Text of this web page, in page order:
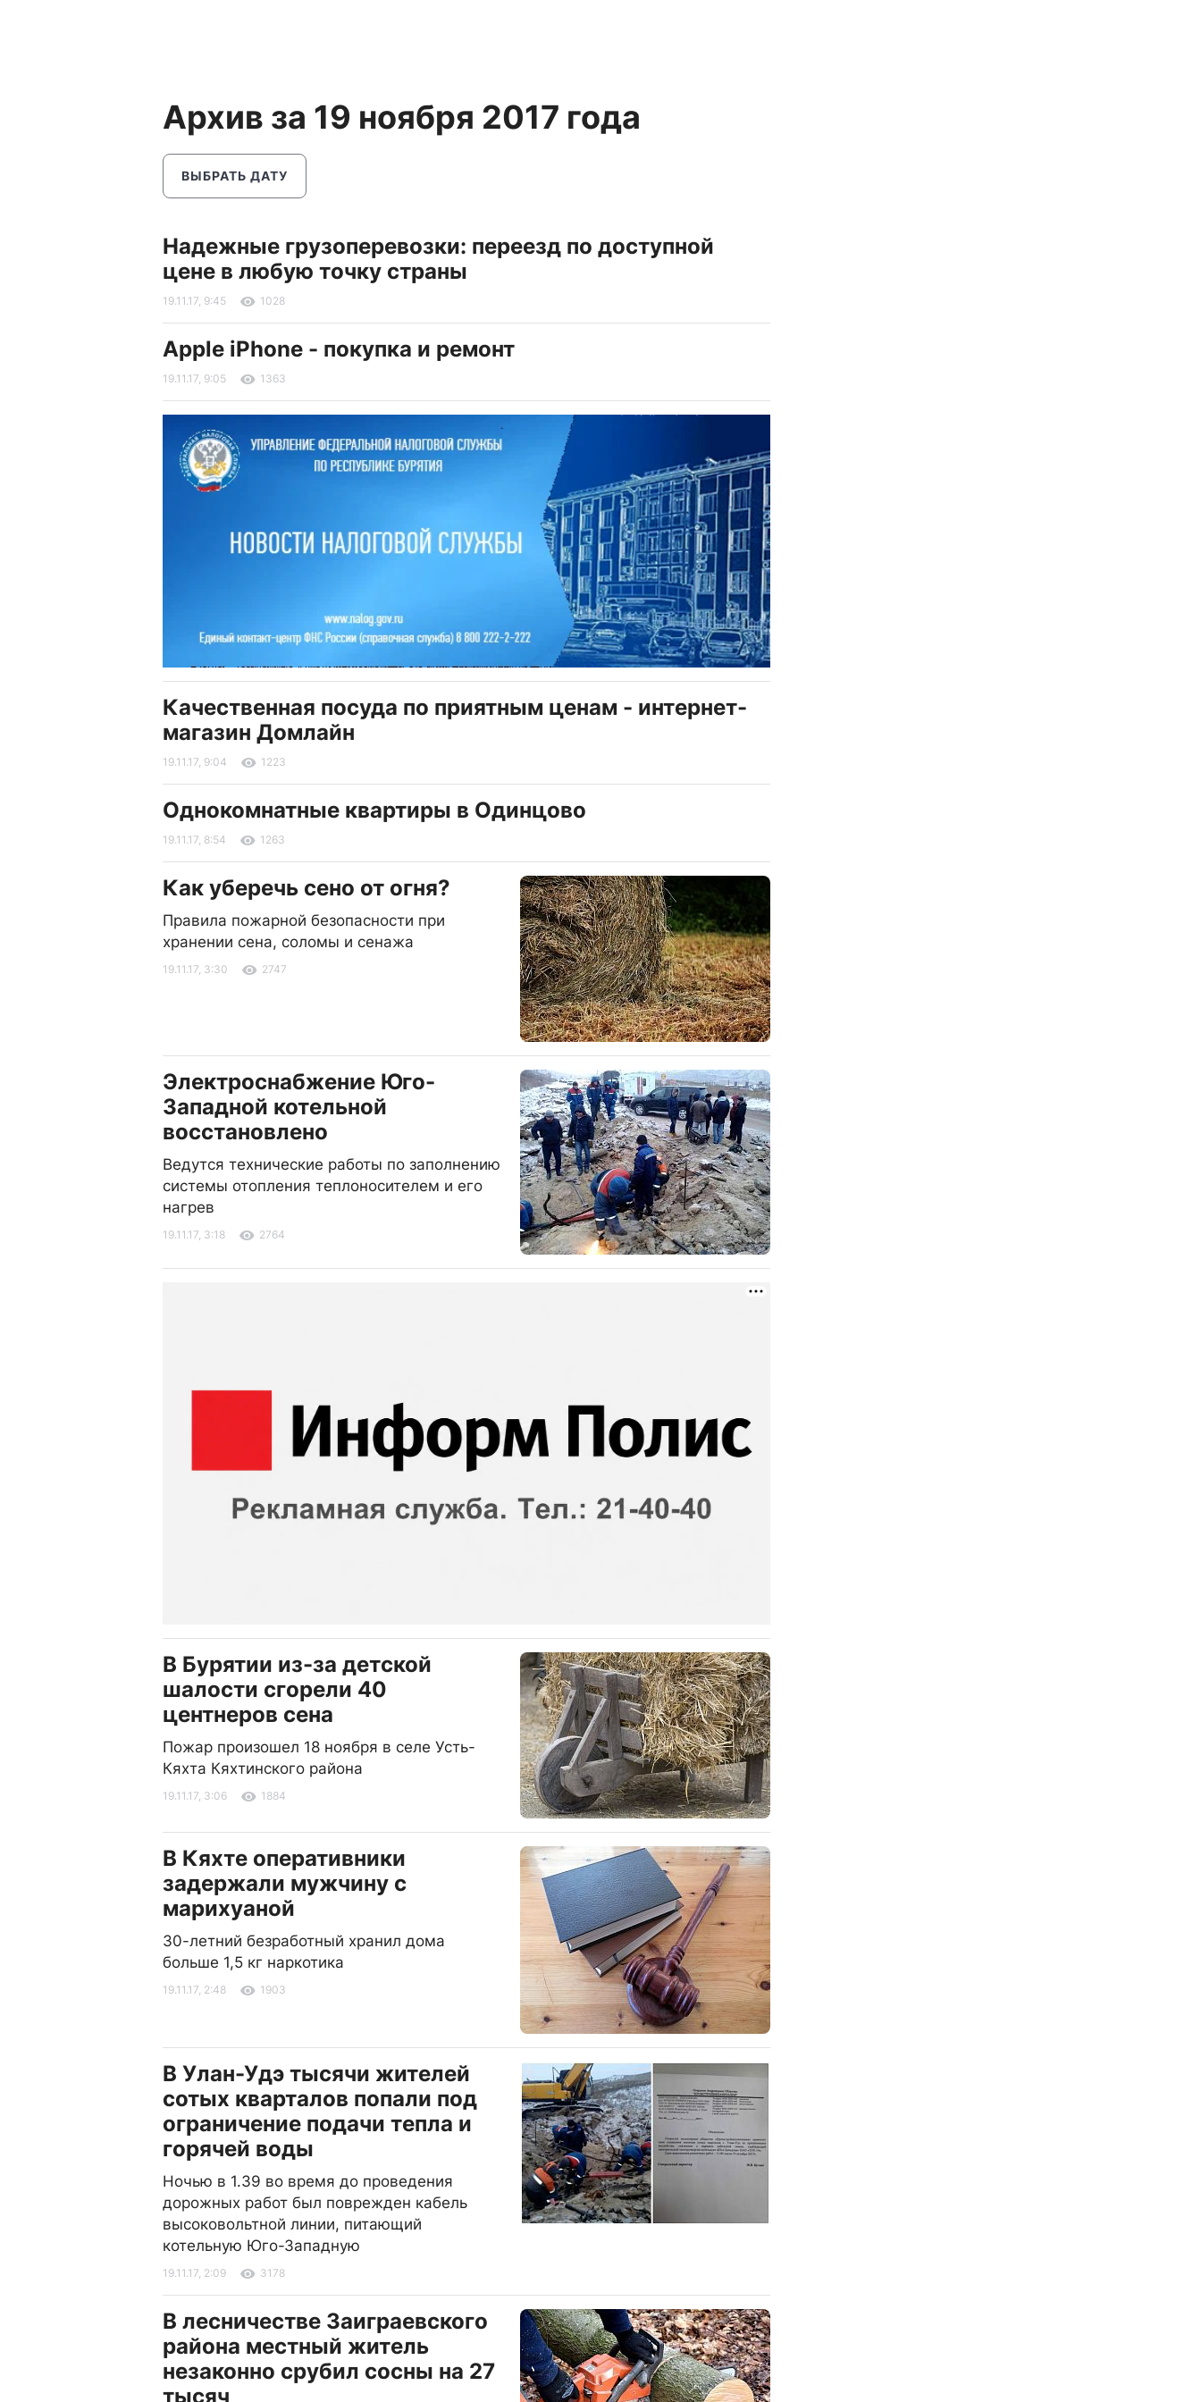
Архив за 19 ноября 2017 года
ВЫБРАТЬ ДАТУ
Надежные грузоперевозки: переезд по доступной
цене в любую точку страны
19.11.17, 9:45 1028
Apple iPhone - покупка и ремонт
19.11.17, 9:05 1363
Качественная посуда по приятным ценам - интернет-
магазин Домлайн
19.11.17, 9:04 1223
Однокомнатные квартиры в Одинцово
19.11.17, 8:54 1263
Как уберечь сено от огня?
Правила пожарной безопасности при
хранении сена, соломы и сенажа
19.11.17, 3:30 2747
Электроснабжение Юго-
Западной котельной
восстановлено
Ведутся технические работы по заполнению
системы отопления теплоносителем и его
нагрев
19.11.17, 3:18 2764
В Бурятии из-за детской
шалости сгорели 40
центнеров сена
Пожар произошел 18 ноября в селе Усть-
Кяхта Кяхтинского района
19.11.17, 3:06 1884
В Кяхте оперативники
задержали мужчину с
марихуаной
30-летний безработный хранил дома
больше 1,5 кг наркотика
19.11.17, 2:48 1903
В Улан-Удэ тысячи жителей
сотых кварталов попали под
ограничение подачи тепла и
горячей воды
Ночью в 1.39 во время до проведения
дорожных работ был поврежден кабель
высоковольтной линии, питающий
котельную Юго-Западную
19.11.17, 2:09 3178
В лесничестве Заиграевского
района местный житель
незаконно срубил сосны на 27
тысяч